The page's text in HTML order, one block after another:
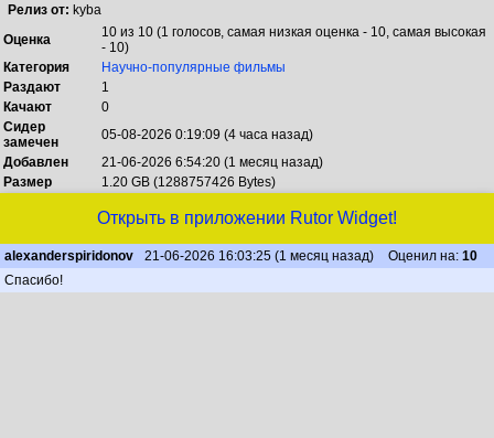
Релиз от: kyba
Оценка
10 из 10 (1 голосов, самая низкая оценка - 10, самая высокая
- 10)
Категория
Научно-популярные фильмы
Раздают
1
Качают
0
Сидер
замечен
05-08-2026 0:19:09 (4 часа назад)
Добавлен
21-06-2026 6:54:20 (1 месяц назад)
Размер
1.20 GB (1288757426 Bytes)
Открыть в приложении Rutor Widget!
alexanderspiridonov 21-06-2026 16:03:25 (1 месяц назад) Оценил на: 10
Спасибо!